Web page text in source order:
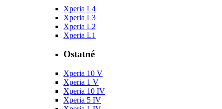
Xperia L4
Xperia L3
Xperia L2
Xperia L1
Ostatné
Xperia 10 V
Xperia 1 V
Xperia 10 IV
Xperia 5 IV